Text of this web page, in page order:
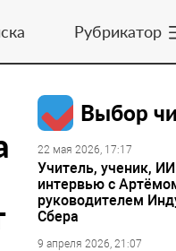
Рубрикатор
Выбор
22 мая 2026, 17:17
Учитель, ученик,
интервью с
руководителем
Сбера
9 апреля 2026, 21:07